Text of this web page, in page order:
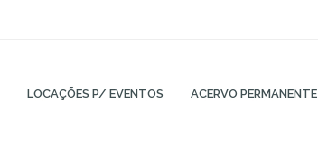
LOCAÇÕES P/ EVENTOS ACERVO PERMANENTE